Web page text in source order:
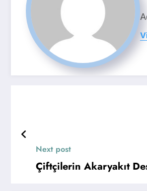
Next post
Çiftçilerin Akaryakıt